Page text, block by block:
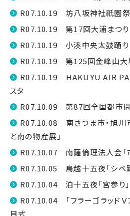
R07.10.19 坊八坂神社祇園祭
R07.10.19 第17回大浦まつり
R07.10.19 小湊中央太鼓踊り
R07.10.19 第125回金峰山大
R07.10.19 HAKUYU AIR
スタ
R07.10.09 第87回全国都市
R07.10.08 南さつま市・旭川
と南の物産展」
R07.10.07 南薩倫理法人会「
R07.10.05 鳥越十五夜「シベ
R07.10.04 泊十五夜「宮参り」
R07.10.04 「フラーゴラッドＶ
目式